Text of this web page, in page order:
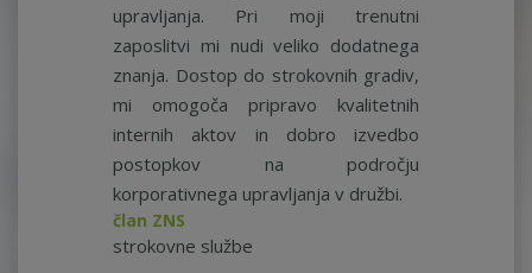
upravljanja. Pri moji trenutni
zaposlitvi mi nudi veliko dodatnega
znanja. Dostop do strokovnih gradiv,
mi omogoča pripravo kvalitetnih
internih aktov in dobro izvedbo
postopkov na področju
korporativnega upravljanja v družbi.
član ZNS
strokovne službe